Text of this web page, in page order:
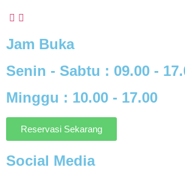
Jam Buka
Senin - Sabtu : 09.00 -
Minggu : 10.00 - 17.00
Reservasi Sekarang
Social Media